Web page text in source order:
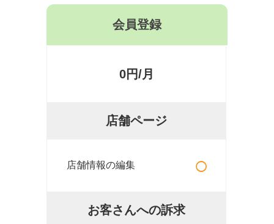
会員登録
0円/月
店舗ページ
店舗情報の編集 ○
お客さんへの訴求